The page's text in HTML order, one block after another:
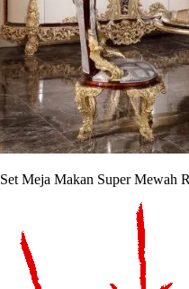
Set Meja Makan Super Mewah